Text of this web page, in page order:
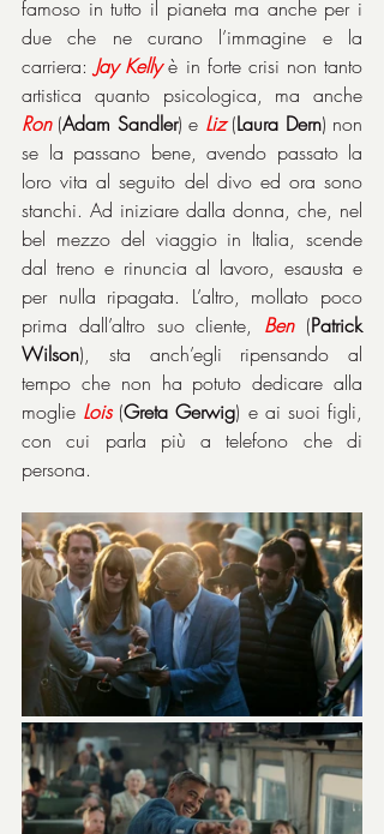
famoso in tutto il pianeta ma anche per i
due che ne curano l’immagine e la
carriera: Jay Kelly è in forte crisi non tanto
Ron (Adam Sandler) e Liz (Laura Dern) non
se la passano bene, avendo passato la
loro vita al seguito del divo ed ora sono
stanchi. Ad iniziare dalla donna, che, nel
bel mezzo del viaggio in Italia, scende
dal treno e rinuncia al lavoro, esausta e
per nulla ripagata. L’altro, mollato poco
prima dall’altro suo cliente, Ben (Patrick
Wilson), sta anch’egli ripensando al
tempo che non ha potuto dedicare alla
moglie Lois (Greta Gerwig) e ai suoi figli,
con cui parla più a telefono che di
persona.